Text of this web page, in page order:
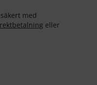
med
eller